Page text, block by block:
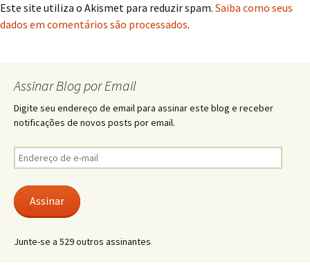
Este site utiliza o Akismet para reduzir spam. Saiba como seus
dados em comentários são processados.
Assinar Blog por Email
Digite seu endereço de email para assinar este blog e receber
notificações de novos posts por email.
Endereço
de
mail Assinar
Junte-se a 529 outros assinantes